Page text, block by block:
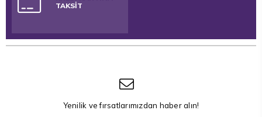
TAKSİT
Yenilik ve fırsatlarımızdan haber alın!